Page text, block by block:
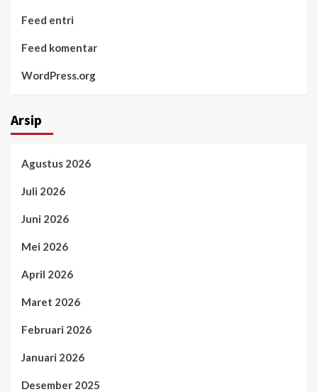
Feed entri
Feed komentar
WordPress.org
Arsip
Agustus 2026
Juli 2026
Juni 2026
Mei 2026
April 2026
Maret 2026
Februari 2026
Januari 2026
Desember 2025